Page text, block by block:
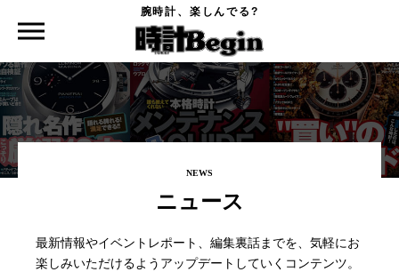
腕時計、楽しんでる?
新作時計
NEWS
ニュース
最新情報やイベントレポート、編集裏話までを、気軽にお
楽しみいただけるようアップデートしていくコンテンツ。